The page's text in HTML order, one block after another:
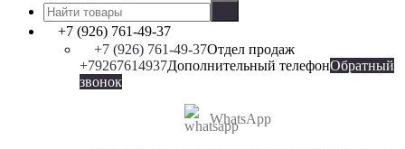
+7 (926) 761-49-37
+7 (926) 761-49-37Отдел продаж
+79267614937Дополнительный телефонОбратный
звонок
WhatsApp